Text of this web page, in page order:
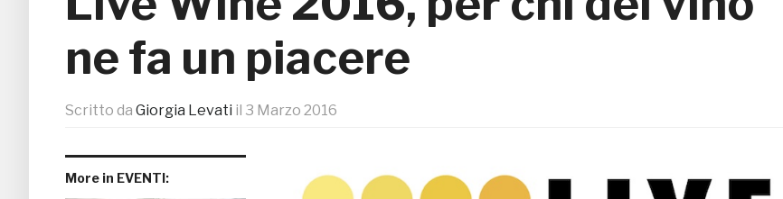
ne fa un piacere
Scritto da Giorgia Levati il 3 Marzo 2016
More in EVENTI: